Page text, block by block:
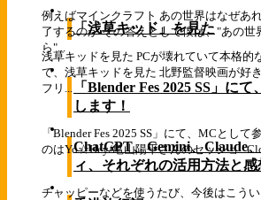
例えばマインクラフト あの世界はなぜあ
了するのか その答えとして僕は、"あの世
ら"...
「浅草キッド」を見た
浅草キッドを見た PCが壊れていて本格的
で、浅草キッドを見た 北野監督映画が好
フリ...
「Blender Fes 2025 SS」に
します！
「Blender Fes 2025 SS」にて、MCとして
のはYo☆Hey/亀山陽平さんのセッショ...
ChatGPT、Gemini、Claude
ィ、それぞれの活用方法と感
チャッピーなどを使うたび、今後はこう